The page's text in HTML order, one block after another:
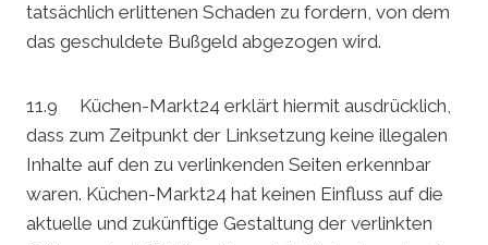
tatsächlich erlittenen Schaden zu fordern, von dem
das geschuldete Bußgeld abgezogen wird.
11.9 Küchen-Markt24 erklärt hiermit ausdrücklich,
dass zum Zeitpunkt der Linksetzung keine illegalen
Inhalte auf den zu verlinkenden Seiten erkennbar
waren. Küchen-Markt24 hat keinen Einfluss auf die
aktuelle und zukünftige Gestaltung der verlinkten